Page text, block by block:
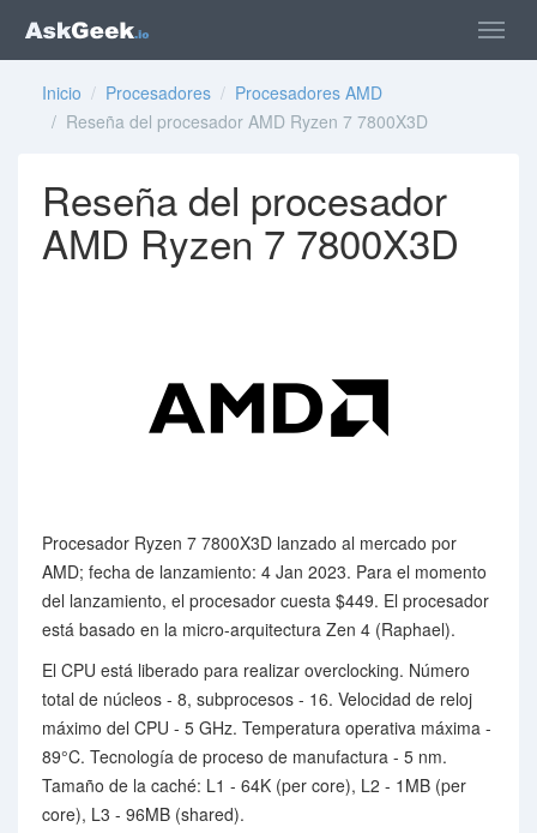
Inicio / Procesadores / Procesadores AMD
/ Reseña del procesador AMD Ryzen 7 7800X3D
Reseña del procesador
AMD Ryzen 7 7800X3D
Procesador Ryzen 7 7800X3D lanzado al mercado por
AMD; fecha de lanzamiento: 4 Jan 2023. Para el momento
del lanzamiento, el procesador cuesta $449. El procesador
está basado en la micro-arquitectura Zen 4 (Raphael).
El CPU está liberado para realizar overclocking. Número
total de núcleos - 8, subprocesos - 16. Velocidad de reloj
máximo del CPU - 5 GHz. Temperatura operativa máxima -
89°C. Tecnología de proceso de manufactura - 5 nm.
Tamaño de la caché: L1 - 64K (per core), L2 - 1MB (per
core), L3 - 96MB (shared).